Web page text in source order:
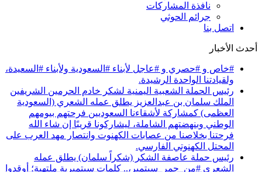
نافذة المشاركات
جرائم الحوثي
اتصل بنا
أحدث الأخبار
#خاص و #حصري و #عاجل لأبناء #السعودية ولأبناء #السعيدة،
ولقيادتنا الواحدة الرشيدة.
رئيس الحملة الشعبية اليمنية لشكر خادم الحرمين الشريفين
الملك سلمان بن عبدالعزيز يطلق عمله الشعري (السعودية
العظمى) كمشاركة لأشقاءنا السعوديين فرحتهم بيومهم
الوطني وبنهضتهم الشاملة، ليشاركونا قريبًا إن شاء الله
فرحتنا بخلاصنا من عصابات الكهنوت وانتصار مهد العرب على
المحتل الكهنوتي الفارسي.
رئيس حملة عاصفة الشكر (شكراً سلمان) يطلق عمله
الشعري ‏‎#من_جمر_سبتمبر،.. كلمات سبتمبرية ملتهبة؛ أوقدوا